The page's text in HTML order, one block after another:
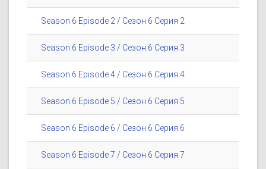
Season 6 Episode 2 / Сезон 6 Серия 2
Season 6 Episode 3 / Сезон 6 Серия 3
Season 6 Episode 4 / Сезон 6 Серия 4
Season 6 Episode 5 / Сезон 6 Серия 5
Season 6 Episode 6 / Сезон 6 Серия 6
Season 6 Episode 7 / Сезон 6 Серия 7